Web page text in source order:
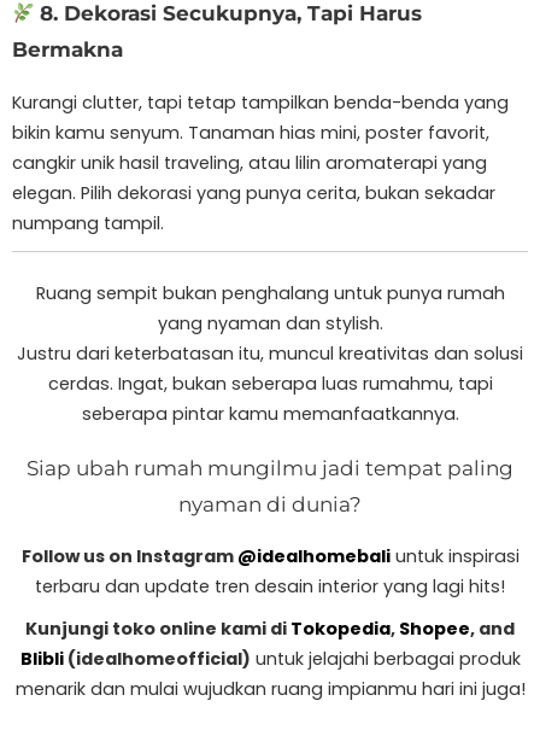
8. Dekorasi Secukupnya, Tapi Harus
Bermakna
Kurangi clutter, tapi tetap tampilkan benda-benda yang
bikin kamu senyum. Tanaman hias mini, poster favorit,
cangkir unik hasil traveling, atau lilin aromaterapi yang
elegan. Pilih dekorasi yang punya cerita, bukan sekadar
numpang tampil.
Ruang sempit bukan penghalang untuk punya rumah
yang nyaman dan stylish.
Justru dari keterbatasan itu, muncul kreativitas dan solusi
cerdas. Ingat, bukan seberapa luas rumahmu, tapi
seberapa pintar kamu memanfaatkannya.
Siap ubah rumah mungilmu jadi tempat paling
nyaman di dunia?
Follow us on Instagram @idealhomebaliuntuk inspirasi
terbaru dan update tren desain interior yang lagi hits!
Kunjungi toko online kami di Tokopedia, Shopee, and
Blibli(idealhomeofficial) untuk jelajahi berbagai produk
menarik dan mulai wujudkan ruang impianmu hari ini juga!